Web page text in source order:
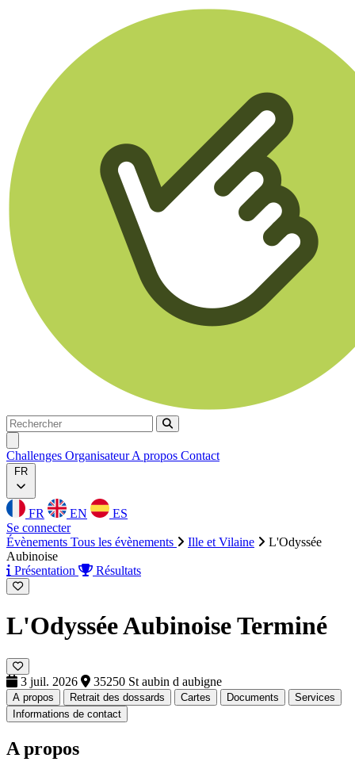
Rechercher
Rechercher
Challenges OrganisateurA propos Contact
FR
FR EN
ES
Se connecter
Évènements Tous les évènements Ille et Vilaine
L'Odyssée
Aubinoise
Présentation
Résultats
L'Odyssée AubinoiseTerminé
3 juil. 2026 35250 St aubin d aubigne
A propos Retrait des dossards Cartes Documents
Services
Informations de contact
A propos